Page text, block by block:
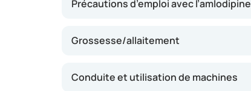
Précautions d’emploi avec l’amlodipine
Grossesse/allaitement
Conduite et utilisation de machines